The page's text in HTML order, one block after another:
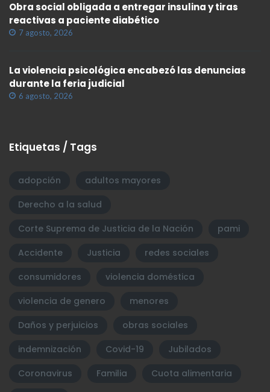
Obra social obligada a entregar insulina y tiras
reactivas a paciente diabético
7 agosto, 2026
La violencia psicológica encabezó las denuncias
durante la feria judicial
6 agosto, 2026
Etiquetas / Tags
adopción
adultos mayores
Derecho a la salud
Corte Suprema de Justicia de la Nación
pami
Accidente
Justicia
redes sociales
consumidores
violencia doméstica
violencia de genero
menores
Daños y perjuicios
obras sociales
indemnización
Covid-19
Jubilados
Coronavirus
Familia
Cuota alimentaria